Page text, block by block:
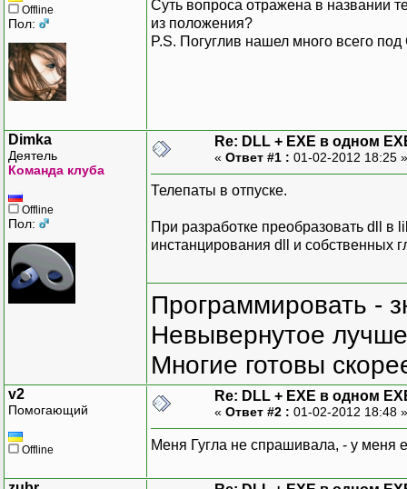
Offline
Пол:
Суть вопроса отражена в названии
из положения?
P.S. Погуглив нашел много всего
Dimka
Деятель
Команда клуба
Offline
Пол:
Re: DLL + EXE в одном
« Ответ #1 : 01-02-2012 18:25
Телепаты в отпуске.
При разработке преобразовать dll в
инстанцирования dll и собственных
Программировать -
Невывернутое
Многие готовы
v2
Помогающий
Offline
Re: DLL + EXE в одном
« Ответ #2 : 01-02-2012 18:48
Меня Гугла не спрашивала, - у меня